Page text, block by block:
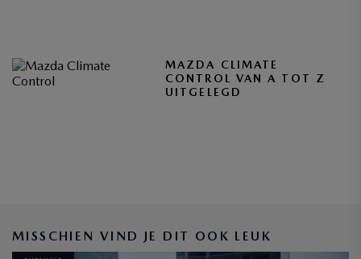
MAZDA CLIMATE
CONTROL VAN A TOT Z
UITGELEGD
MISSCHIEN VIND JE DIT OOK LEUK